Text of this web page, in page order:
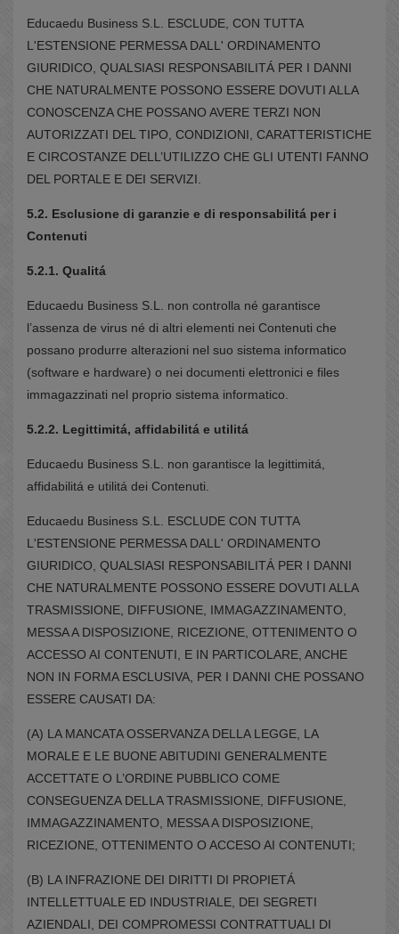
Educaedu Business S.L. ESCLUDE, CON TUTTA
L'ESTENSIONE PERMESSA DALL' ORDINAMENTO
GIURIDICO, QUALSIASI RESPONSABILITÁ PER I DANNI
CHE NATURALMENTE POSSONO ESSERE DOVUTI ALLA
CONOSCENZA CHE POSSANO AVERE TERZI NON
AUTORIZZATI DEL TIPO, CONDIZIONI, CARATTERISTICHE
E CIRCOSTANZE DELL’UTILIZZO CHE GLI UTENTI FANNO
DEL PORTALE E DEI SERVIZI.
5.2. Esclusione di garanzie e di responsabilitá per i
Contenuti
5.2.1. Qualitá
Educaedu Business S.L. non controlla né garantisce
l’assenza de virus né di altri elementi nei Contenuti che
possano produrre alterazioni nel suo sistema informatico
(software e hardware) o nei documenti elettronici e files
immagazzinati nel proprio sistema informatico.
5.2.2. Legittimitá, affidabilitá e utilitá
Educaedu Business S.L. non garantisce la legittimitá,
affidabilitá e utilitá dei Contenuti.
Educaedu Business S.L. ESCLUDE CON TUTTA
L'ESTENSIONE PERMESSA DALL' ORDINAMENTO
GIURIDICO, QUALSIASI RESPONSABILITÁ PER I DANNI
CHE NATURALMENTE POSSONO ESSERE DOVUTI ALLA
TRASMISSIONE, DIFFUSIONE, IMMAGAZZINAMENTO,
MESSA A DISPOSIZIONE, RICEZIONE, OTTENIMENTO O
ACCESSO AI CONTENUTI, E IN PARTICOLARE, ANCHE
NON IN FORMA ESCLUSIVA, PER I DANNI CHE POSSANO
ESSERE CAUSATI DA:
(A) LA MANCATA OSSERVANZA DELLA LEGGE, LA
MORALE E LE BUONE ABITUDINI GENERALMENTE
ACCETTATE O L’ORDINE PUBBLICO COME
CONSEGUENZA DELLA TRASMISSIONE, DIFFUSIONE,
IMMAGAZZINAMENTO, MESSA A DISPOSIZIONE,
RICEZIONE, OTTENIMENTO O ACCESO AI CONTENUTI;
(B) LA INFRAZIONE DEI DIRITTI DI PROPIETÁ
INTELLETTUALE ED INDUSTRIALE, DEI SEGRETI
AZIENDALI, DEI COMPROMESSI CONTRATTUALI DI